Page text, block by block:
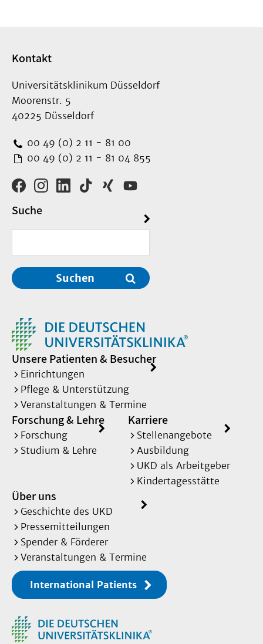
Kontakt
Universitätsklinikum Düsseldorf
Moorenstr. 5
40225 Düsseldorf
00 49 (0) 2 11 - 81 00
00 49 (0) 2 11 - 81 04 855
Suche
Suchen
Unsere Patienten & Besucher
Einrichtungen
Pflege & Unterstützung
Veranstaltungen & Termine
Forschung & Lehre
Forschung
Studium & Lehre
Karriere
Stellenangebote
Ausbildung
UKD als Arbeitgeber
Kindertagesstätte
Über uns
Geschichte des UKD
Pressemitteilungen
Spender & Förderer
Veranstaltungen & Termine
International Patients